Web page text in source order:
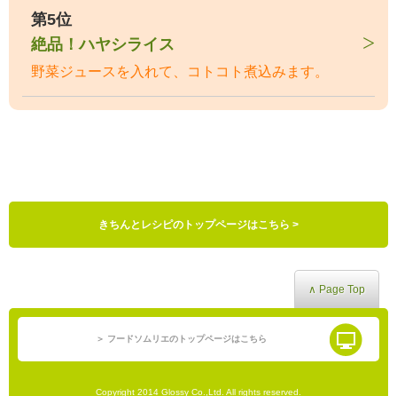
第5位
絶品！ハヤシライス
野菜ジュースを入れて、コトコト煮込みます。
きちんとレシピのトップページはこちら >
∧ Page Top
＞ フードソムリエのトップページはこちら
Copyright 2014 Glossy Co.,Ltd. All rights reserved.